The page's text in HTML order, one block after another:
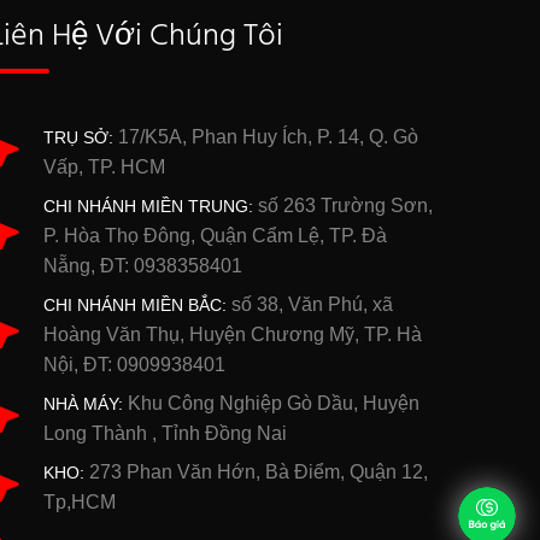
Hệ Với Chúng Tôi
TRỤ SỞ: 17/K5A, Phan Huy Ích, P. 14, Q. Gò
Vấp, TP. HCM
CHI NHÁNH MIỀN TRUNG: số 263 Trường Sơn,
P. Hòa Thọ Đông, Quận Cẩm Lệ, TP. Đà
Nẵng, ĐT: 0938358401
CHI NHÁNH MIỀN BẮC: số 38, Văn Phú, xã
Hoàng Văn Thụ, Huyện Chương Mỹ, TP. Hà
Nội, ĐT: 0909938401
NHÀ MÁY: Khu Công Nghiệp Gò Dầu, Huyện
Long Thành , Tỉnh Đồng Nai
KHO: 273 Phan Văn Hớn, Bà Điểm, Quận 12,
Tp,HCM